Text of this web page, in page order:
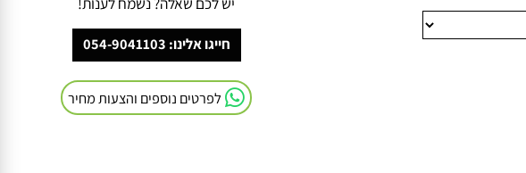
יש לכם שאלה? נשמח לענות!
חייגו אלינו: 054-9041103
לפרטים נוספים והצעות מחיר